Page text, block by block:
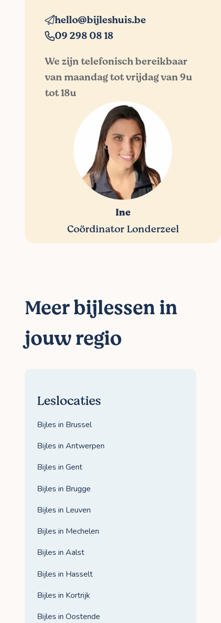
hello@bijleshuis.be
09 298 08 18
We zijn telefonisch bereikbaar
van maandag tot vrijdag van 9u
tot 18u
Ine
Coördinator Londerzeel
Meer bijlessen in
jouw regio
Leslocaties
Bijles in Brussel
Bijles in Antwerpen
Bijles in Gent
Bijles in Brugge
Bijles in Leuven
Bijles in Mechelen
Bijles in Aalst
Bijles in Hasselt
Bijles in Kortrijk
Bijles in Oostende